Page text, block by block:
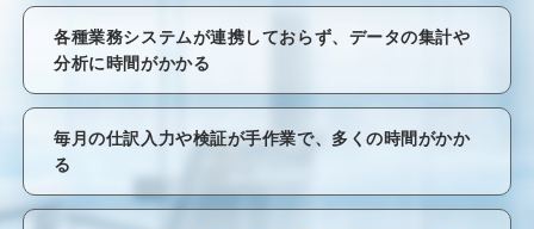
各種業務システムが連携しておらず、データの集計や
分析に時間がかかる
毎月の仕訳入力や検証が手作業で、多くの時間がかか
る